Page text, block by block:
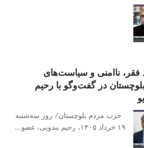
فقر، ناامنی و سیاست‌های
در گفت‌وگو با رحیم
حزب مردم بلوچستان/ روز سه‌شنبه
۱۹ خرداد ۱۴۰۵، رحیم بندویی، عضو…